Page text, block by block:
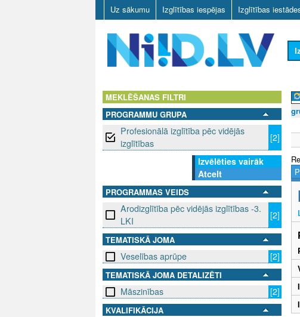
Uz sākumu Izglītības iespējas Izglītības
D
L
MEKLĒŠANAS FILTRI
PROGRAMMU GRUPA
Profesionālā izglītība pēc vidējās
izglītības
[2]
Izvēlēties vairāk
Atcelt
PROGRAMMAS VEIDS
Arodizglītība pēc vidējās izglītības -3.
LKI
[2]
TEMATISKĀ JOMA
Veselības aprūpe [2]
TEMATISKĀ JOMA DETALIZĒTI
Māszinības [2]
KVALIFIKĀCIJA